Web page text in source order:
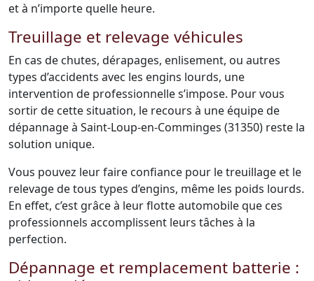
et à n’importe quelle heure.
Treuillage et relevage véhicules
En cas de chutes, dérapages, enlisement, ou autres
types d’accidents avec les engins lourds, une
intervention de professionnelle s’impose. Pour vous
sortir de cette situation, le recours à une équipe de
dépannage à Saint-Loup-en-Comminges (31350) reste la
solution unique.
Vous pouvez leur faire confiance pour le treuillage et le
relevage de tous types d’engins, même les poids lourds.
En effet, c’est grâce à leur flotte automobile que ces
professionnels accomplissent leurs tâches à la
perfection.
Dépannage et remplacement batterie :